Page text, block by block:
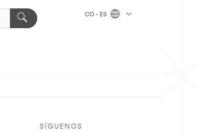
CO - ES
SÍGUENOS